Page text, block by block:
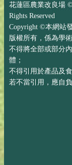
花蓮區農業改良場
Rights Reserved
Copyright ©本網站
版權所有，係為學
不得將全部或部分
體；
不得引用於產品及
若不當引用，應自負